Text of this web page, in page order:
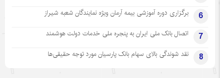
6 برگزاری دوره آموزشی بیمه آرمان ویژه نمایندگان شعبه شیراز
7 اتصال بانک ملی ایران به پنجره ملی خدمات دولت هوشمند
8 نقد شوندگی بالای سهام بانک پارسیان مورد توجه حقیقی‌ها